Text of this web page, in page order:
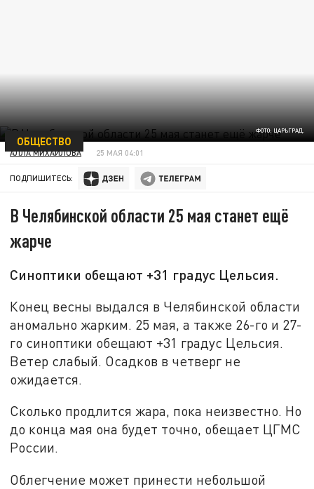
ФОТО: ЦАРЬГРАД.
ОБЩЕСТВО
АЛЛА МИХАЙЛОВА 25 МАЯ 04:01
ПОДПИШИТЕСЬ:
В Челябинской области 25 мая станет ещё
жарче
Синоптики обещают +31 градус Цельсия.
Конец весны выдался в Челябинской области
аномально жарким. 25 мая, а также 26-го и 27-
го синоптики обещают +31 градус Цельсия.
Ветер слабый. Осадков в четверг не
ожидается.
Сколько продлится жара, пока неизвестно. Но
до конца мая она будет точно, обещает ЦГМС
России.
Облегчение может принести небольшой